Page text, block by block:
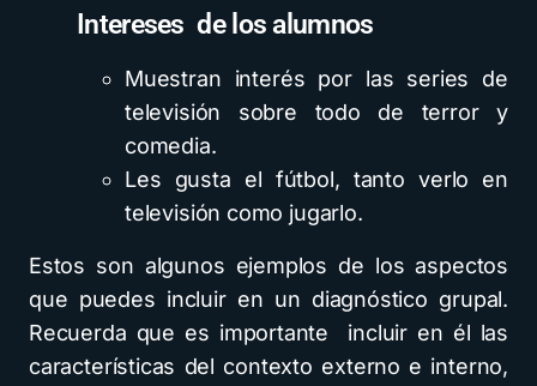
Intereses de los alumnos
Muestran interés por las series de
televisión sobre todo de terror y
comedia.
Les gusta el fútbol, tanto verlo en
televisión como jugarlo.
Estos son algunos ejemplos de los aspectos
que puedes incluir en un diagnóstico grupal.
Recuerda que es importante incluir en él las
características del contexto externo e interno,